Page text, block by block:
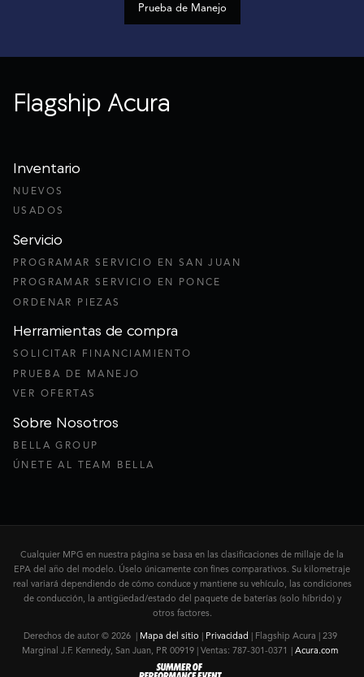
Prueba de Manejo
Flagship Acura
Inventario
NUEVOS
USADOS
Servicio
PROGRAMAR SERVICIO EN SAN JUAN
PROGRAMAR SERVICIO EN PONCE
ORDENAR PIEZAS
Herramientas de compra
SOLICITAR FINANCIAMIENTO
PRUEBA DE MANEJO
VER OFERTAS
Sobre Nosotros
BELLA GROUP
ÚNETE AL TEAM BELLA
Cualquier MPG en nuestra página se basa en las clasificaciones de millaje de la
EPA del año del modelo. Úselo únicamente con fines comparativos. Su kilometraje
real variará dependiendo de cómo conduce y mantiene su vehículo, las condiciones
de conducción, la antigüedad/estado del paquete de baterías (solo híbrido) y
otros factores.
Derechos de autor © 2026 | Mapa del sitio | Privacidad | Flagship Acura |239
Marginal J.F. Kennedy, San Juan, PR 00919 | Ventas: 787-301-0371 | Acura.com